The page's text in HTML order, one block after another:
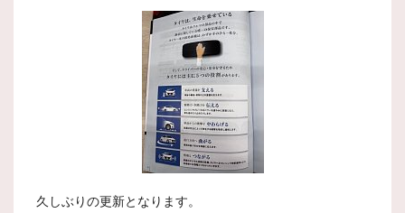
久しぶりの更新となります。